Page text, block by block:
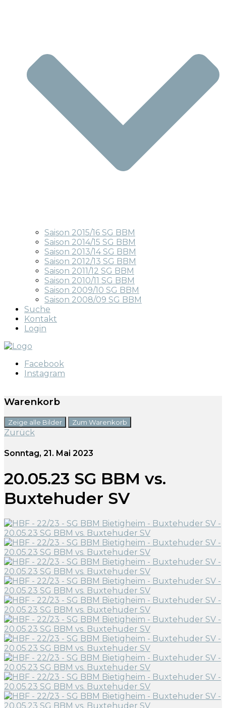
Saison 2015/16 SG BBM
Saison 2014/15 SG BBM
Saison 2013/14 SG BBM
Saison 2012/13 SG BBM
Saison 2011/12 SG BBM
Saison 2010/11 SG BBM
Saison 2009/10 SG BBM
Saison 2008/09 SG BBM
Suche
Kontakt
Login
Facebook
Instagram
Warenkorb
Zeige alle Bilder Zum Warenkorb
Zurück
Sonntag, 21. Mai 2023
20.05.23 SG BBM vs.
Buxtehuder SV